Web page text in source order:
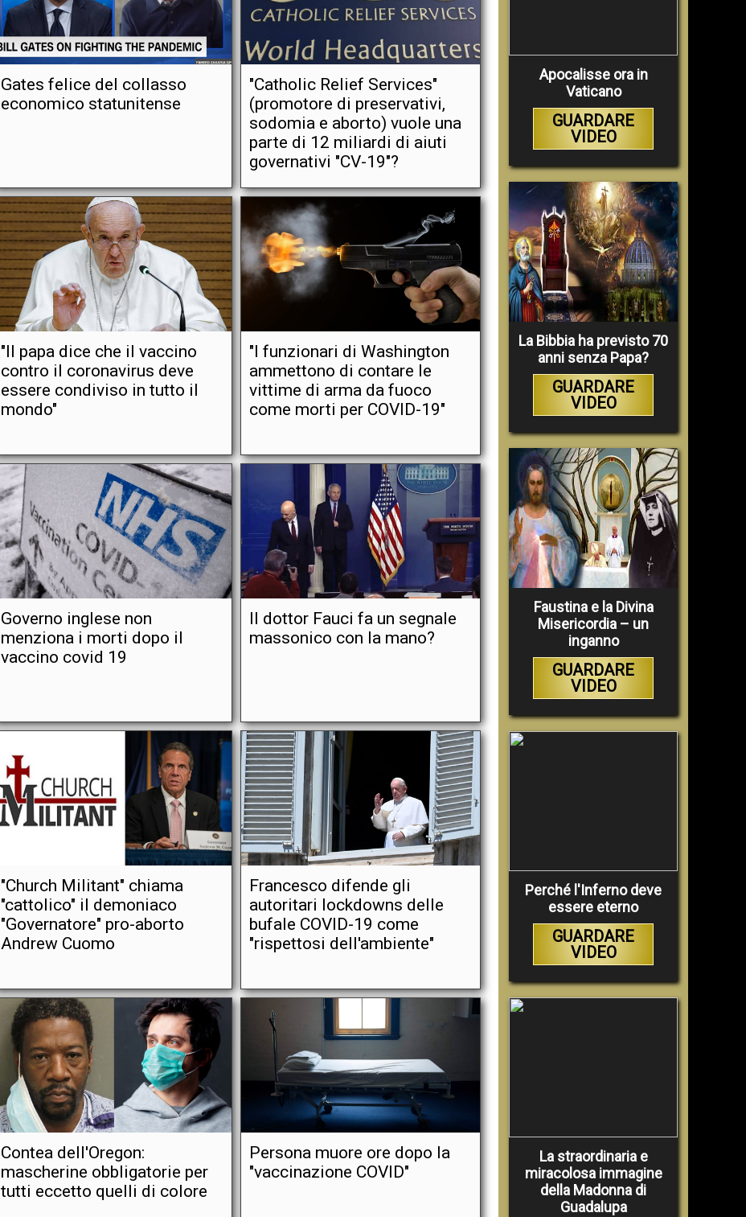
Gates felice del collasso
economico statunitense
"Catholic Relief Services"
(promotore di preservativi,
sodomia e aborto) vuole una
parte di 12 miliardi di aiuti
governativi "CV-19"?
"Il papa dice che il vaccino
contro il coronavirus deve
essere condiviso in tutto il
mondo"
"I funzionari di Washington
ammettono di contare le
vittime di arma da fuoco
come morti per COVID-19"
Governo inglese non
menziona i morti dopo il
vaccino covid 19
Il dottor Fauci fa un segnale
massonico con la mano?
"Church Militant" chiama
"cattolico" il demoniaco
"Governatore" pro-aborto
Andrew Cuomo
Francesco difende gli
autoritari lockdowns delle
bufale COVID-19 come
"rispettosi dell'ambiente"
Contea dell'Oregon:
mascherine obbligatorie per
tutti eccetto quelli di colore
Persona muore ore dopo la
"vaccinazione COVID"
Apocalisse ora in
Vaticano
GUARDARE
VIDEO
La Bibbia ha previsto 70
anni senza Papa?
GUARDARE
VIDEO
Faustina e la Divina
Misericordia – un
inganno
GUARDARE
VIDEO
Perché l'Inferno deve
essere eterno
GUARDARE
VIDEO
La straordinaria e
miracolosa immagine
della Madonna di
Guadalupa